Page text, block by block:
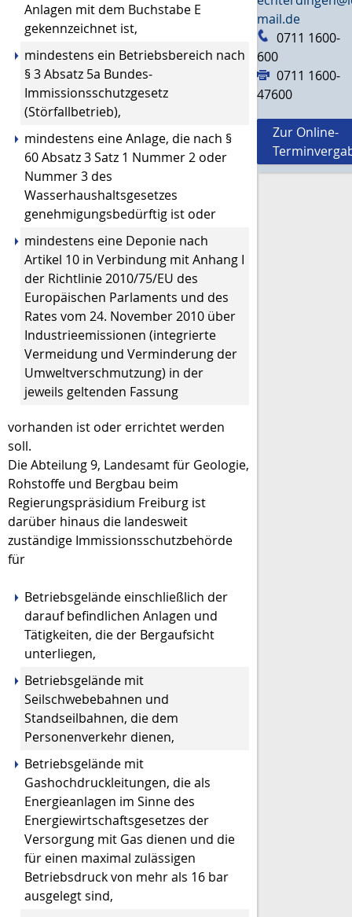
Anlagen mit dem Buchstabe E
gekennzeichnet ist,
mindestens ein Betriebsbereich nach
§ 3 Absatz 5a Bundes-
Immissionsschutzgesetz
(Störfallbetrieb),
mindestens eine Anlage, die nach §
60 Absatz 3 Satz 1 Nummer 2 oder
Nummer 3 des
Wasserhaushaltsgesetzes
genehmigungsbedürftig ist oder
mindestens eine Deponie nach
Artikel 10 in Verbindung mit Anhang I
der Richtlinie 2010/75/EU des
Europäischen Parlaments und des
Rates vom 24. November 2010 über
Industrieemissionen (integrierte
Vermeidung und Verminderung der
Umweltverschmutzung) in der
jeweils geltenden Fassung
vorhanden ist oder errichtet werden
soll.
Die Abteilung 9, Landesamt für Geologie,
Rohstoffe und Bergbau beim
Regierungspräsidium Freiburg ist
darüber hinaus die landesweit
zuständige Immissionsschutzbehörde
für
Betriebsgelände einschließlich der
darauf befindlichen Anlagen und
Tätigkeiten, die der Bergaufsicht
unterliegen,
Betriebsgelände mit
Seilschwebebahnen und
Standseilbahnen, die dem
Personenverkehr dienen,
Betriebsgelände mit
Gashochdruckleitungen, die als
Energieanlagen im Sinne des
Energiewirtschaftsgesetzes der
Versorgung mit Gas dienen und die
für einen maximal zulässigen
Betriebsdruck von mehr als 16 bar
ausgelegt sind,
mail.de
0711 1600-
600
0711 1600-
47600
Zur Online-